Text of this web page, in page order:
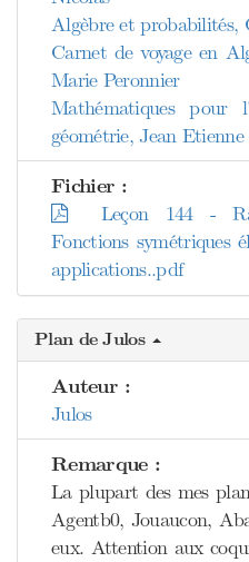
Algèbre et probabilités,
Carnet de voyage en
Marie Peronnier
Mathématiques pour
géométrie, Jean
Fichier :
Leçon 144 -
Fonctions symétriques
applications..pdf
Plan de Julos
Auteur :
Julos
Remarque :
La plupart des mes
Agentb0, Jouaucon,
eux. Attention aux